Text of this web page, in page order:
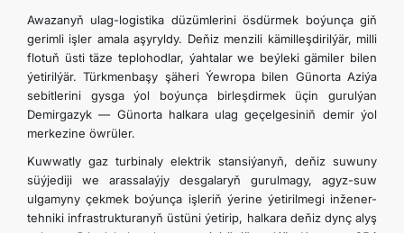
Awazanyň ulag-logistika düzümlerini ösdürmek boýunça giň
gerimli işler amala aşyryldy. Deňiz menzili kämilleşdirilýär, milli
flotuň üsti täze teplohodlar, ýahtalar we beýleki gämiler bilen
ýetirilýär. Türkmenbaşy şäheri Ýewropa bilen Günorta Aziýa
sebitlerini gysga ýol boýunça birleşdirmek üçin gurulýan
Demirgazyk — Günorta halkara ulag geçelgesiniň demir ýol
merkezine öwrüler.
Kuwwatly gaz turbinaly elektrik stansiýanyň, deňiz suwuny
süýjediji we arassalaýjy desgalaryň gurulmagy, agyz-suw
ulgamyny çekmek boýunça işleriň ýerine ýetirilmegi inžener-
tehniki infrastrukturanyň üstüni ýetirip, halkara deňiz dynç alyş